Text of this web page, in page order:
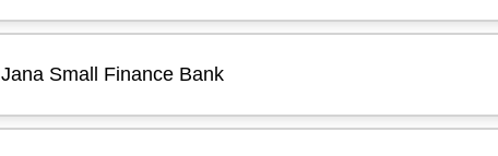
Jana Small Finance Bank